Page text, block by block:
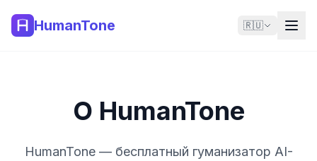
HumanTone 🇷🇺
О HumanTone
HumanTone — бесплатный гуманизатор AI-